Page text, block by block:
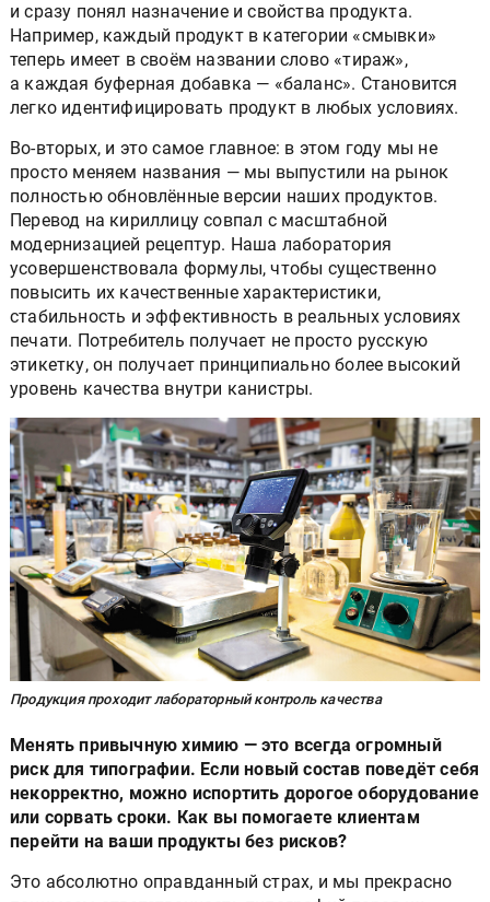
и сразу понял назначение и свойства продукта.
Например, каждый продукт в категории «смывки»
теперь имеет в своём названии слово «тираж»,
а каждая буферная добавка — «баланс». Становится
легко идентифицировать продукт в любых условиях.
Во-вторых, и это самое главное: в этом году мы не
просто меняем названия — мы выпустили на рынок
полностью обновлённые версии наших продуктов.
Перевод на кириллицу совпал с масштабной
модернизацией рецептур. Наша лаборатория
усовершенствовала формулы, чтобы существенно
повысить их качественные характеристики,
стабильность и эффективность в реальных условиях
печати. Потребитель получает не просто русскую
этикетку, он получает принципиально более высокий
уровень качества внутри канистры.
Продукция проходит лабораторный контроль качества
Менять привычную химию — это всегда огромный
риск для типографии. Если новый состав поведёт себя
некорректно, можно испортить дорогое оборудование
или сорвать сроки. Как вы помогаете клиентам
перейти на ваши продукты без рисков?
Это абсолютно оправданный страх, и мы прекрасно